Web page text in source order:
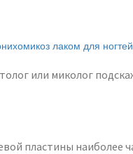
лаком для ногтей
или миколог
пластины наиболее